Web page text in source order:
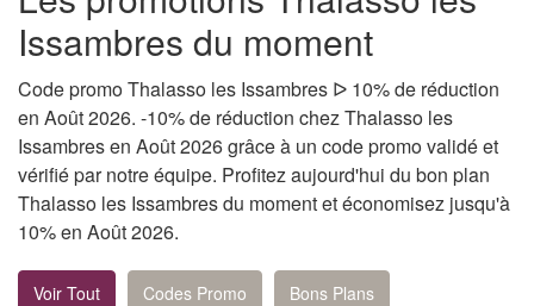
Issambres du moment
Code promo Thalasso les Issambres ᐅ 10% de réduction
en Août 2026. -10% de réduction chez Thalasso les
Issambres en Août 2026 grâce à un code promo validé et
vérifié par notre équipe. Profitez aujourd'hui du bon plan
Thalasso les Issambres du moment et économisez jusqu'à
10% en Août 2026.
Voir Tout Codes Promo Bons Plans